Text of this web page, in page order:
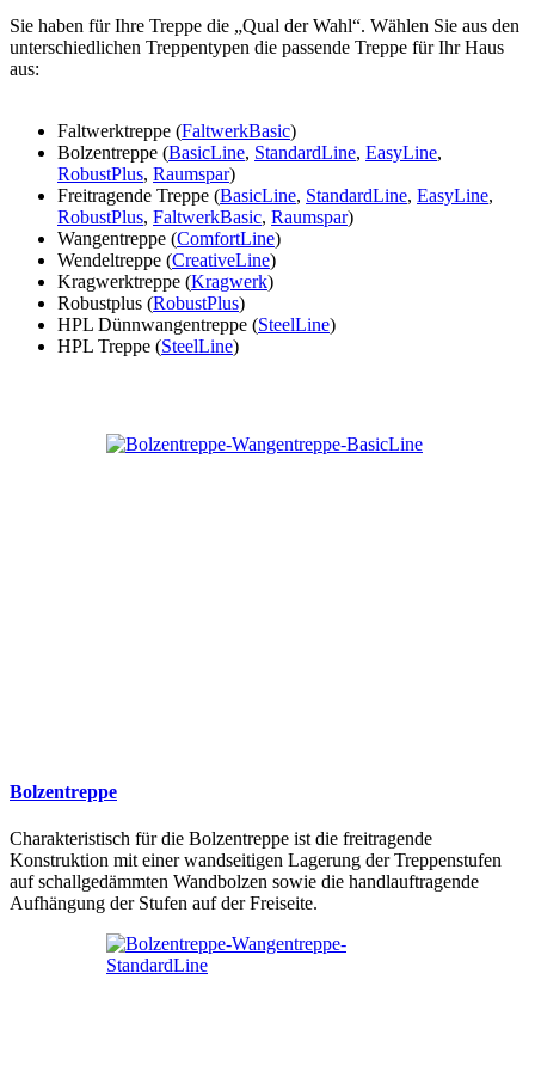
Sie haben für Ihre Treppe die „Qual der Wahl“. Wählen Sie aus den
unterschiedlichen Treppentypen die passende Treppe für Ihr Haus
aus:
Faltwerktreppe (FaltwerkBasic)
Bolzentreppe (BasicLine, StandardLine, EasyLine,
RobustPlus, Raumspar)
Freitragende Treppe (BasicLine, StandardLine, EasyLine,
RobustPlus, FaltwerkBasic, Raumspar)
Wangentreppe (ComfortLine)
Wendeltreppe (CreativeLine)
Kragwerktreppe (Kragwerk)
Robustplus (RobustPlus)
HPL Dünnwangentreppe (SteelLine)
HPL Treppe (SteelLine)
Bolzentreppe
Charakteristisch für die Bolzentreppe ist die freitragende
Konstruktion mit einer wandseitigen Lagerung der Treppenstufen
auf schallgedämmten Wandbolzen sowie die handlauftragende
Aufhängung der Stufen auf der Freiseite.